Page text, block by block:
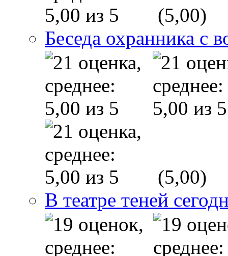
(5,00)
Беседа охранника с
(5,00)
В театре теней